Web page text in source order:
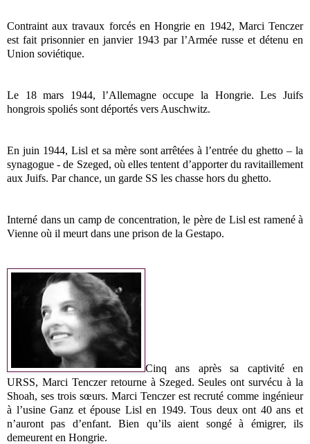
Contraint aux travaux forcés en Hongrie en 1942, Marci Tenczer
est fait prisonnier en janvier 1943 par l’Armée russe et détenu en
Union soviétique.
Le 18 mars 1944, l’Allemagne occupe la Hongrie. Les Juifs
hongrois spoliés sont déportés vers Auschwitz.
En juin 1944, Lisl et sa mère sont arrêtées à l’entrée du ghetto – la
synagogue - de Szeged, où elles tentent d’apporter du ravitaillement
aux Juifs. Par chance, un garde SS les chasse hors du ghetto.
Interné dans un camp de concentration, le père de Lisl est ramené à
Vienne où il meurt dans une prison de la Gestapo.
Cinq ans après sa captivité en
URSS, Marci Tenczer retourne à Szeged. Seules ont survécu à la
Shoah, ses trois sœurs. Marci Tenczer est recruté comme ingénieur
à l’usine Ganz et épouse Lisl en 1949. Tous deux ont 40 ans et
n’auront pas d’enfant. Bien qu’ils aient songé à émigrer, ils
demeurent en Hongrie.